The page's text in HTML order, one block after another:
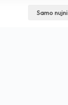
Samo nujni